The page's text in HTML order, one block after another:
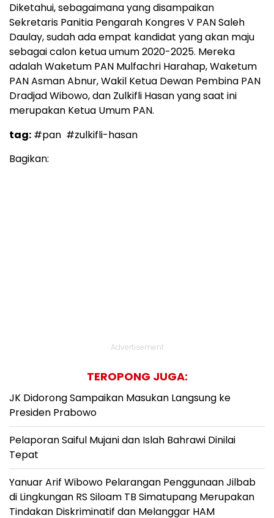
Diketahui, sebagaimana yang disampaikan
Sekretaris Panitia Pengarah Kongres V PAN Saleh
Daulay, sudah ada empat kandidat yang akan maju
sebagai calon ketua umum 2020-2025. Mereka
adalah Waketum PAN Mulfachri Harahap, Waketum
PAN Asman Abnur, Wakil Ketua Dewan Pembina PAN
Dradjad Wibowo, dan Zulkifli Hasan yang saat ini
merupakan Ketua Umum PAN.
tag: #pan #zulkifli-hasan
Bagikan:
Advertisement
TEROPONG JUGA:
JK Didorong Sampaikan Masukan Langsung ke
Presiden Prabowo
Pelaporan Saiful Mujani dan Islah Bahrawi Dinilai
Tepat
Yanuar Arif Wibowo Pelarangan Penggunaan Jilbab
di Lingkungan RS Siloam TB Simatupang Merupakan
Tindakan Diskriminatif dan Melanggar HAM